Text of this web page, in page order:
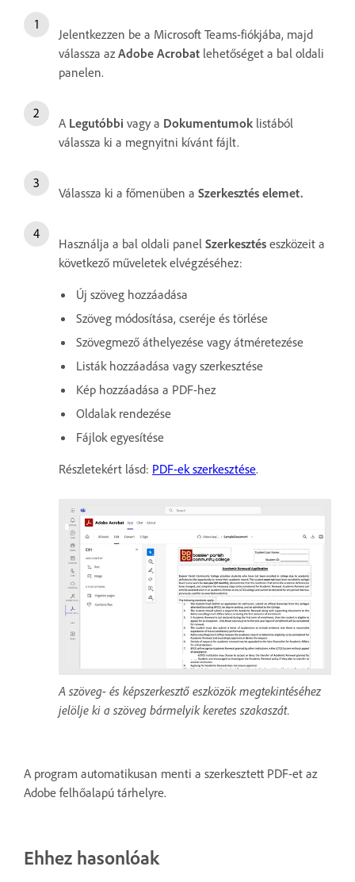
Jelentkezzen be a Microsoft Teams-fiókjába, majd
válassza az Adobe Acrobat lehetőséget a bal oldali
panelen.
A Legutóbbi vagy a Dokumentumok listából
válassza ki a megnyitni kívánt fájlt.
Válassza ki a főmenüben a Szerkesztés elemet.
Használja a bal oldali panel Szerkesztés eszközeit a
következő műveletek elvégzéséhez:
Új szöveg hozzáadása
Szöveg módosítása, cseréje és törlése
Szövegmező áthelyezése vagy átméretezése
Listák hozzáadása vagy szerkesztése
Kép hozzáadása a PDF-hez
Oldalak rendezése
Fájlok egyesítése
Részletekért lásd: PDF-ek szerkesztése.
A szöveg- és képszerkesztő eszközök megtekintéséhez
jelölje ki a szöveg bármelyik keretes szakaszát.
A program automatikusan menti a szerkesztett PDF-et az
Adobe felhőalapú tárhelyre.
Ehhez hasonlóak